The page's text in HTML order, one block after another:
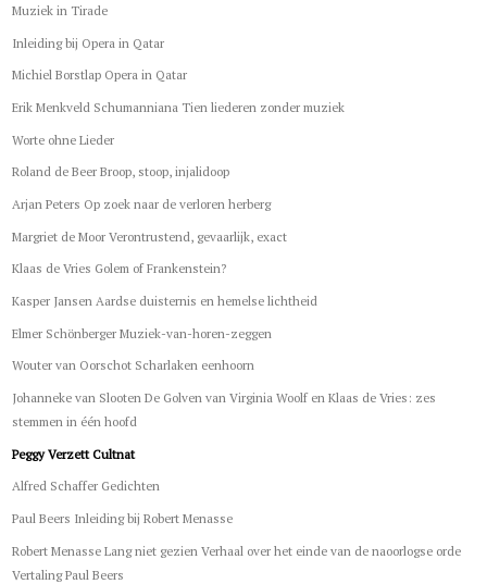
Muziek in Tirade
Inleiding bij Opera in Qatar
Michiel Borstlap Opera in Qatar
Erik Menkveld Schumanniana Tien liederen zonder muziek
Worte ohne Lieder
Roland de Beer Broop, stoop, injalidoop
Arjan Peters Op zoek naar de verloren herberg
Margriet de Moor Verontrustend, gevaarlijk, exact
Klaas de Vries Golem of Frankenstein?
Kasper Jansen Aardse duisternis en hemelse lichtheid
Elmer Schönberger Muziek-van-horen-zeggen
Wouter van Oorschot Scharlaken eenhoorn
Johanneke van Slooten De Golven van Virginia Woolf en Klaas de Vries: zes
stemmen in één hoofd
Peggy Verzett Cultnat
Alfred Schaffer Gedichten
Paul Beers Inleiding bij Robert Menasse
Robert Menasse Lang niet gezien Verhaal over het einde van de naoorlogse orde
Vertaling Paul Beers